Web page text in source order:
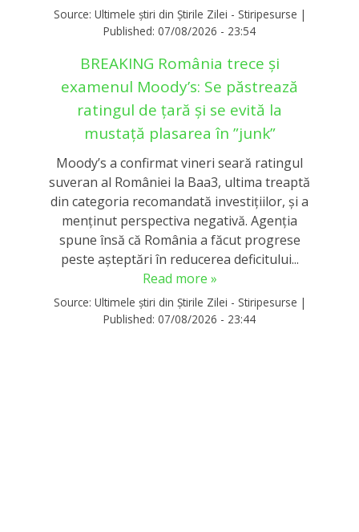
Source: Ultimele știri din Știrile Zilei - Stiripesurse |
Published: 07/08/2026 - 23:54
BREAKING România trece și
examenul Moody’s: Se păstrează
ratingul de țară și se evită la
mustață plasarea în ”junk”
Moody’s a confirmat vineri seară ratingul
suveran al României la Baa3, ultima treaptă
din categoria recomandată investițiilor, și a
menținut perspectiva negativă. Agenția
spune însă că România a făcut progrese
peste așteptări în reducerea deficitului...
Read more »
Source: Ultimele știri din Știrile Zilei - Stiripesurse |
Published: 07/08/2026 - 23:44